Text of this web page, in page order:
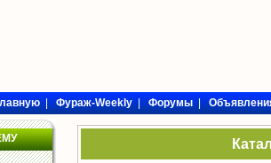
|Фураж-Weekly|Форумы|